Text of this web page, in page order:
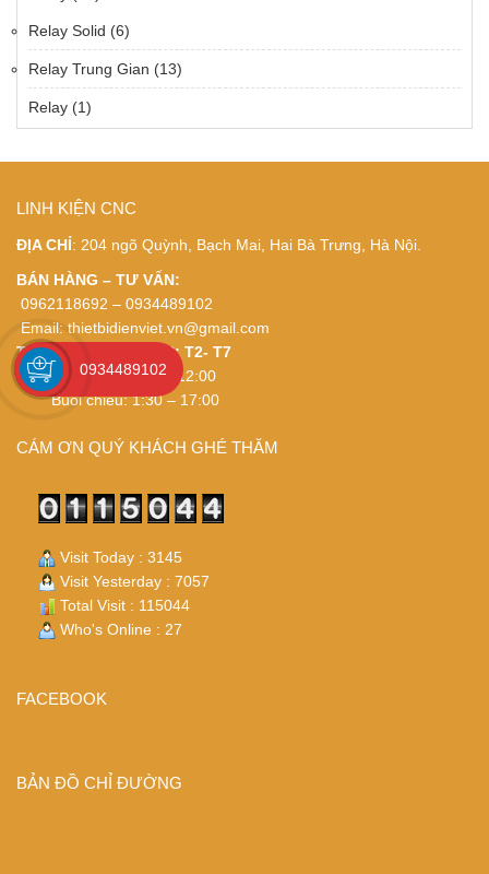
Relay Solid (6)
Relay Trung Gian (13)
Relay (1)
LINH KIỆN CNC
ĐỊA CHỈ: 204 ngõ Quỳnh, Bạch Mai, Hai Bà Trưng, Hà Nội.
BÁN HÀNG – TƯ VẤN:
0962118692 – 0934489102
Email: thietbidienviet.vn@gmail.com
THỜI GIAN LÀM VIỆC: T2- T7
Buổi sáng: 8:30 – 12:00
Buổi chiều: 1:30 – 17:00
CÁM ƠN QUÝ KHÁCH GHÉ THĂM
Visit Today : 3145
Visit Yesterday : 7057
Total Visit : 115044
Who's Online : 27
FACEBOOK
BẢN ĐỒ CHỈ ĐƯỜNG
0934489102